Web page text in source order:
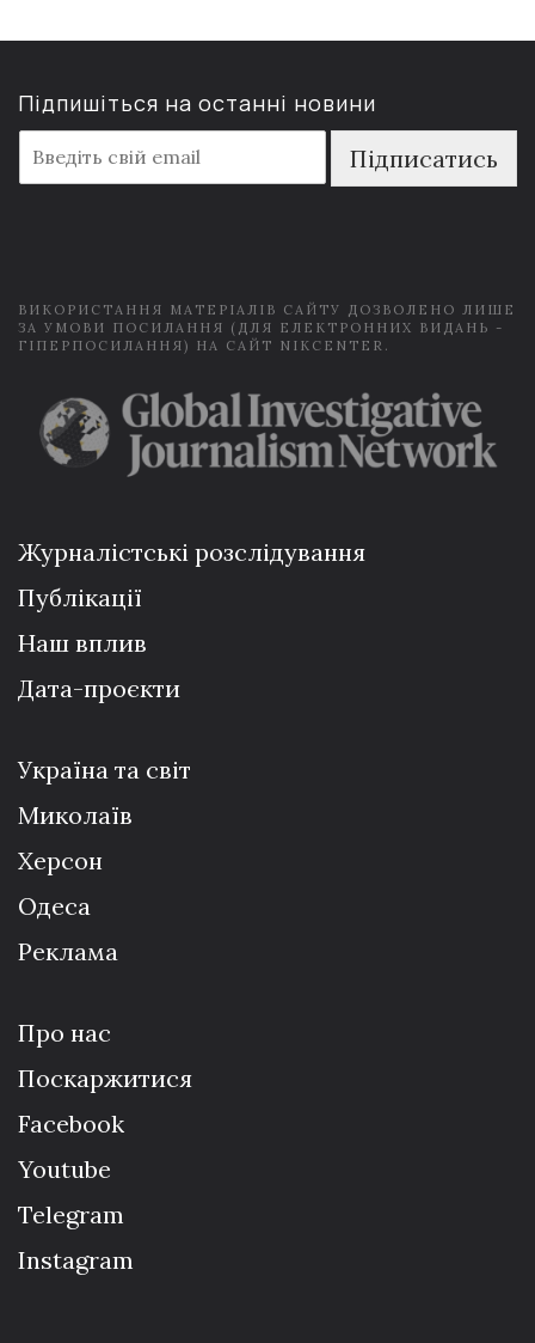
Підпишіться на останні новини
m
a
Підписатись
ВИКОРИСТАННЯ МАТЕРІАЛІВ САЙТУ ДОЗВОЛЕНО ЛИШЕ
ЗА УМОВИ ПОСИЛАННЯ (ДЛЯ ЕЛЕКТРОННИХ ВИДАНЬ -
ГІПЕРПОСИЛАННЯ) НА САЙТ NIKCENTER.
Журналістські розслідування
Публікації
Наш вплив
Дата-проєкти
Україна та світ
Миколаїв
Херсон
Одеса
Реклама
Про нас
Поскаржитися
Facebook
Youtube
Telegram
Instagram